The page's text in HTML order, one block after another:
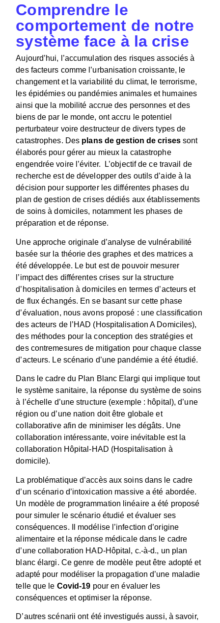
Comprendre le
comportement de notre
système face à la crise
Aujourd’hui, l’accumulation des risques associés à
des facteurs comme l’urbanisation croissante, le
changement et la variabilité du climat, le terrorisme,
les épidémies ou pandémies animales et humaines
ainsi que la mobilité accrue des personnes et des
biens de par le monde, ont accru le potentiel
perturbateur voire destructeur de divers types de
catastrophes. Des plans de gestion de crisessont
élaborés pour gérer au mieux la catastrophe
engendrée voire l’éviter. L’objectif de ce travail de
recherche est de développer des outils d’aide à la
décision pour supporter les différentes phases du
plan de gestion de crises dédiés aux établissements
de soins à domiciles, notamment les phases de
préparation et de réponse.
Une approche originale d’analyse de vulnérabilité
basée sur la théorie des graphes et des matrices a
été développée. Le but est de pouvoir mesurer
l’impact des différentes crises sur la structure
d’hospitalisation à domiciles en termes d’acteurs et
de flux échangés. En se basant sur cette phase
d’évaluation, nous avons proposé : une classification
des acteurs de l’HAD (Hospitalisation A Domiciles),
des méthodes pour la conception des stratégies et
des contremesures de mitigation pour chaque classe
d’acteurs. Le scénario d’une pandémie a été étudié.
Dans le cadre du Plan Blanc Elargi qui implique tout
le système sanitaire, la réponse du système de soins
à l’échelle d’une structure (exemple : hôpital), d’une
région ou d’une nation doit être globale et
collaborative afin de minimiser les dégâts. Une
collaboration intéressante, voire inévitable est la
collaboration Hôpital-HAD (Hospitalisation à
domicile).
La problématique d’accès aux soins dans le cadre
d’un scénario d’intoxication massive a été abordée.
Un modèle de programmation linéaire a été proposé
pour simuler le scénario étudié et évaluer ses
conséquences. Il modélise l’infection d’origine
alimentaire et la réponse médicale dans le cadre
d’une collaboration HAD-Hôpital, c.-à-d., un plan
blanc élargi. Ce genre de modèle peut être adopté et
adapté pour modéliser la propagation d’une maladie
telle que le Covid-19 pour en évaluer les
conséquences et optimiser la réponse.
D’autres scénarii ont été investigués aussi, à savoir,